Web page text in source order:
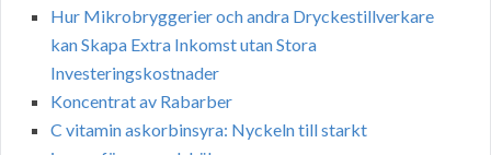
Hur Mikrobryggerier och andra Dryckestillverkare
kan Skapa Extra Inkomst utan Stora
Investeringskostnader
Koncentrat av Rabarber
C vitamin askorbinsyra: Nyckeln till starkt